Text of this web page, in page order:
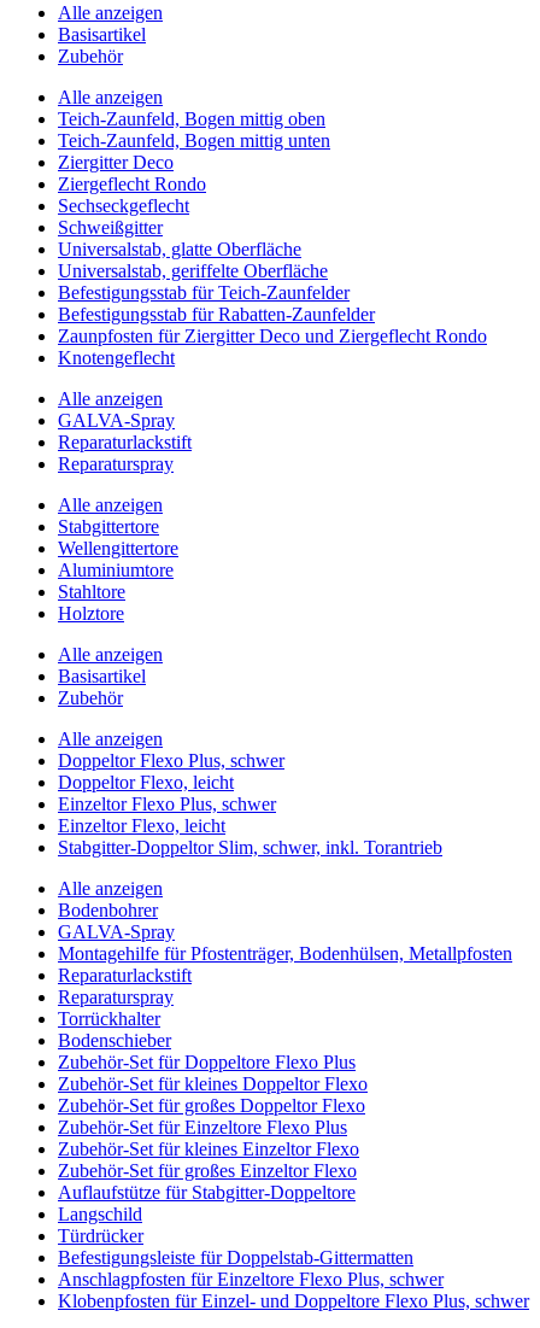
Alle anzeigen
Basisartikel
Zubehör
Alle anzeigen
Teich-Zaunfeld, Bogen mittig oben
Teich-Zaunfeld, Bogen mittig unten
Ziergitter Deco
Ziergeflecht Rondo
Sechseckgeflecht
Schweißgitter
Universalstab, glatte Oberfläche
Universalstab, geriffelte Oberfläche
Befestigungsstab für Teich-Zaunfelder
Befestigungsstab für Rabatten-Zaunfelder
Zaunpfosten für Ziergitter Deco und Ziergeflecht Rondo
Knotengeflecht
Alle anzeigen
GALVA-Spray
Reparaturlackstift
Reparaturspray
Alle anzeigen
Stabgittertore
Wellengittertore
Aluminiumtore
Stahltore
Holztore
Alle anzeigen
Basisartikel
Zubehör
Alle anzeigen
Doppeltor Flexo Plus, schwer
Doppeltor Flexo, leicht
Einzeltor Flexo Plus, schwer
Einzeltor Flexo, leicht
Stabgitter-Doppeltor Slim, schwer, inkl. Torantrieb
Alle anzeigen
Bodenbohrer
GALVA-Spray
Montagehilfe für Pfostenträger, Bodenhülsen, Metallpfosten
Reparaturlackstift
Reparaturspray
Torrückhalter
Bodenschieber
Zubehör-Set für Doppeltore Flexo Plus
Zubehör-Set für kleines Doppeltor Flexo
Zubehör-Set für großes Doppeltor Flexo
Zubehör-Set für Einzeltore Flexo Plus
Zubehör-Set für kleines Einzeltor Flexo
Zubehör-Set für großes Einzeltor Flexo
Auflaufstütze für Stabgitter-Doppeltore
Langschild
Türdrücker
Befestigungsleiste für Doppelstab-Gittermatten
Anschlagpfosten für Einzeltore Flexo Plus, schwer
Klobenpfosten für Einzel- und Doppeltore Flexo Plus, schwer